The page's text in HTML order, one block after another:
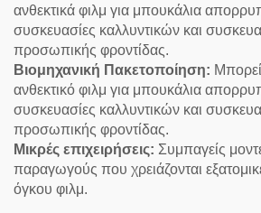
ανθεκτικά φιλμ για μπουκάλια
συσκευασίες καλλυντικών και
προσωπικής φροντίδας.
Βιομηχανική Πακετοποίηση:
ανθεκτικό φιλμ για μπουκάλια
συσκευασίες καλλυντικών και
προσωπικής φροντίδας.
Μικρές επιχειρήσεις: Συμπαγείς
παραγωγούς που χρειάζονται
όγκου φιλμ.